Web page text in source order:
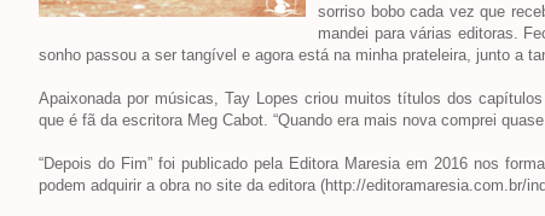
sorriso bobo cada vez que
mandei para várias editoras.
sonho passou a ser tangível e agora está na minha prateleira, junto a
Apaixonada por músicas, Tay Lopes criou muitos títulos dos
que é fã da escritora Meg Cabot. “Quando era mais nova comprei
“Depois do Fim” foi publicado pela Editora Maresia em 2016 nos
podem adquirir a obra no site da editora (http://editoramaresia.com.br/